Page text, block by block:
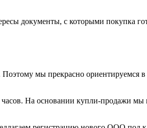
документы, с которыми покупка
мы прекрасно ориентируемся
На основании купли-продажи